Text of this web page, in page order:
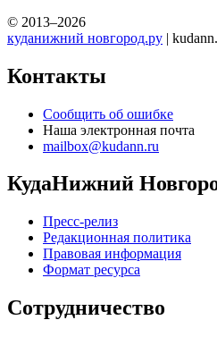
© 2013–2026
куданижний новгород.ру |
Контакты
Сообщить об ошибке
Наша электронная почта
mailbox@kudann.ru
КудаНижний
Пресс-релиз
Редакционная политика
Правовая информация
Формат ресурса
Сотрудничество